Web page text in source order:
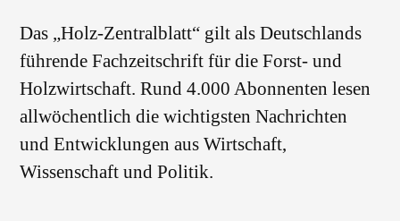
Das „Holz-Zentralblatt“ gilt als Deutschlands
führende Fachzeitschrift für die Forst- und
Holzwirtschaft. Rund 4.000 Abonnenten lesen
allwöchentlich die wichtigsten Nachrichten
und Entwicklungen aus Wirtschaft,
Wissenschaft und Politik.